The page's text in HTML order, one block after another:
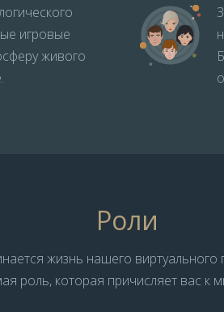
игровые
живого
Роли
жизнь нашего виртуального
роль, которая причисляет вас к